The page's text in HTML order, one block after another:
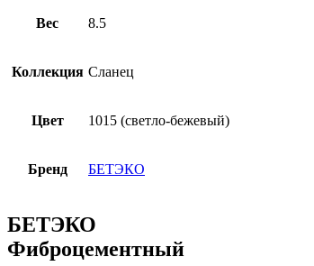
Вес 8.5
Коллекция Сланец
Цвет 1015 (светло-бежевый)
Бренд БЕТЭКО
БЕТЭКО
Фиброцементный